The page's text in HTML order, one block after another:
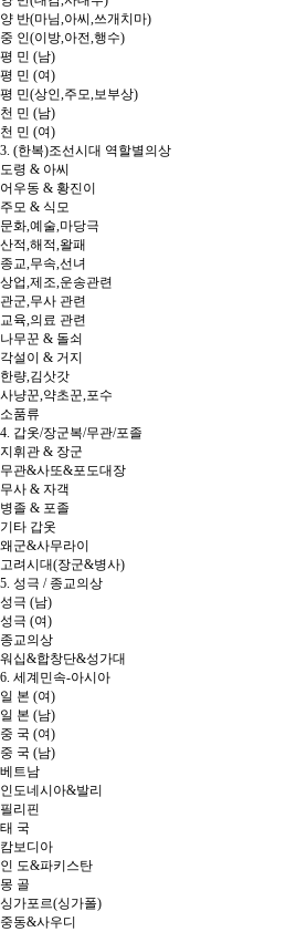
양 반(마님,아씨,쓰개치마)
중 인(이방,아전,행수)
평 민 (남)
평 민 (여)
평 민(상인,주모,보부상)
천 민 (남)
천 민 (여)
3. (한복)조선시대 역할별의상
도령 & 아씨
어우동 & 황진이
주모 & 식모
문화,예술,마당극
산적,해적,왈패
종교,무속,선녀
상업,제조,운송관련
관군,무사 관련
교육,의료 관련
나무꾼 & 돌쇠
각설이 & 거지
한량,김삿갓
사냥꾼,약초꾼,포수
소품류
4. 갑옷/장군복/무관/포졸
지휘관 & 장군
무관&사또&포도대장
무사 & 자객
병졸 & 포졸
기타 갑옷
왜군&사무라이
고려시대(장군&병사)
5. 성극 / 종교의상
성극 (남)
성극 (여)
종교의상
워십&합창단&성가대
6. 세계민속-아시아
일 본 (여)
일 본 (남)
중 국 (여)
중 국 (남)
베트남
인도네시아&발리
필리핀
태 국
캄보디아
인 도&파키스탄
몽 골
싱가포르(싱가폴)
중동&사우디